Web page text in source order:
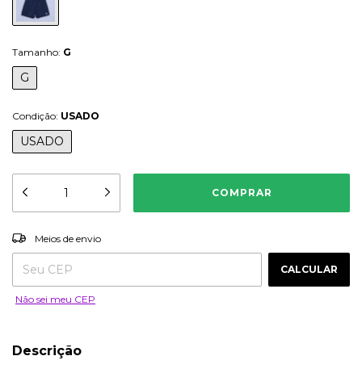
Tamanho: G
G
Condição: USADO
USADO
Entregas para o CEP:
Meios de envio
CALCULAR
Não sei meu CEP
Descrição